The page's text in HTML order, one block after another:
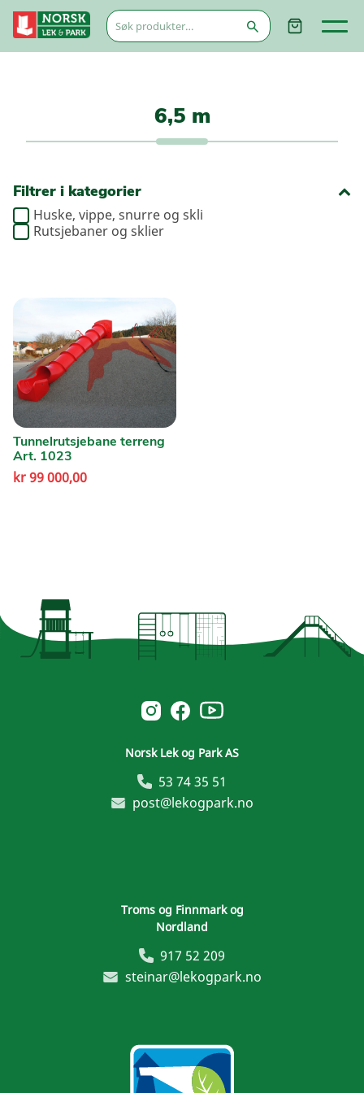
Søk
etter:
6,5 m
Filtrer i kategorier
Huske, vippe, snurre og skli
Rutsjebaner og sklier
Tunnelrutsjebane terreng
Art. 1023
kr99 000,00
Norsk Leg & Park instagram
Norsk Leg & Park facebook
Norsk Leg & Park youtube
Norsk Lek og Park AS
53 74 35 51
post@lekogpark.no
Troms og Finnmark og
Nordland
917 52 209
steinar@lekogpark.no